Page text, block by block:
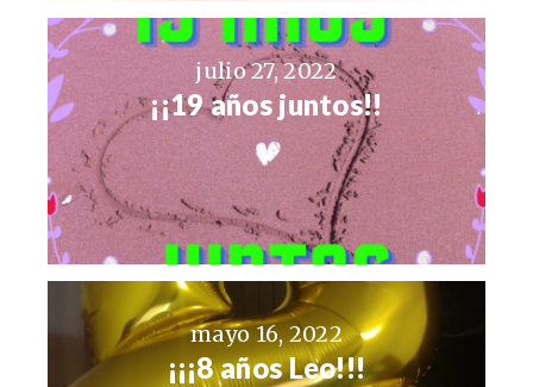
julio 27, 2022
¡¡19 años juntos!!
mayo 16, 2022
¡¡¡8 años Leo!!!